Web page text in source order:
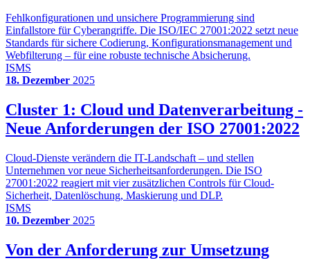
Fehlkonfigurationen und unsichere Programmierung sind
Einfallstore für Cyberangriffe. Die ISO/IEC 27001:2022 setzt neue
Standards für sichere Codierung, Konfigurationsmanagement und
Webfilterung – für eine robuste technische Absicherung.
ISMS
18. Dezember 2025
Cluster 1: Cloud und Datenverarbeitung -
Neue Anforderungen der ISO 27001:2022
Cloud-Dienste verändern die IT-Landschaft – und stellen
Unternehmen vor neue Sicherheitsanforderungen. Die ISO
27001:2022 reagiert mit vier zusätzlichen Controls für Cloud-
Sicherheit, Datenlöschung, Maskierung und DLP.
ISMS
10. Dezember 2025
Von der Anforderung zur Umsetzung